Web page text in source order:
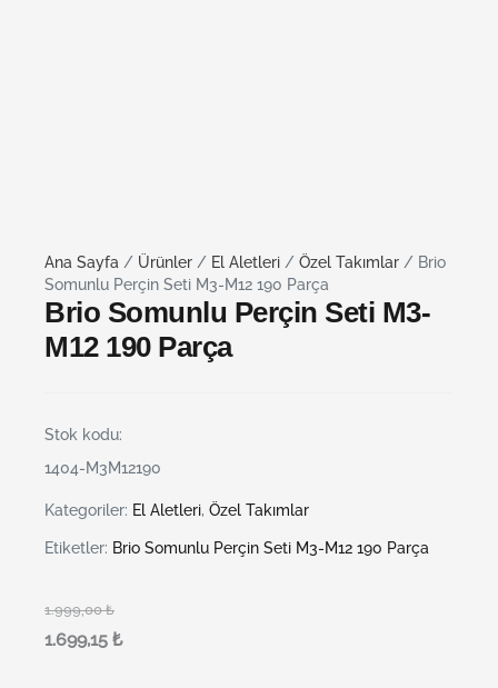
Ana Sayfa / Ürünler / El Aletleri / Özel Takımlar / Brio
Somunlu Perçin Seti M3-M12 190 Parça
Brio Somunlu Perçin Seti M3-
M12 190 Parça
Stok kodu:
1404-M3M12190
Kategoriler: El Aletleri, Özel Takımlar
Etiketler: Brio Somunlu Perçin Seti M3-M12 190 Parça
1.999,00₺
1.699,15 ₺